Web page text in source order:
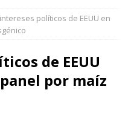
políticos de EEUU en
de EEUU
por maíz